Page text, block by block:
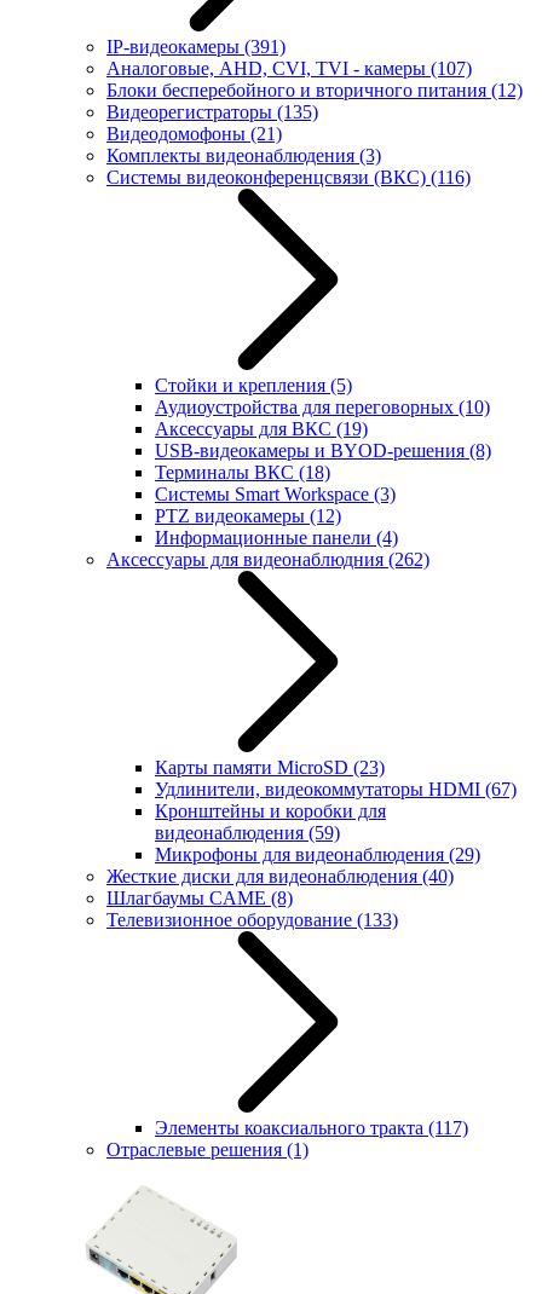
IP-видеокамеры (391)
Аналоговые, AHD, CVI, TVI - камеры (107)
Блоки бесперебойного и вторичного питания (12)
Видеорегистраторы (135)
Видеодомофоны (21)
Комплекты видеонаблюдения (3)
Системы видеоконференцсвязи (ВКС) (116)
Стойки и крепления (5)
Аудиоустройства для переговорных (10)
Аксессуары для ВКС (19)
USB-видеокамеры и BYOD-решения (8)
Терминалы ВКС (18)
Системы Smart Workspace (3)
PTZ видеокамеры (12)
Информационные панели (4)
Аксессуары для видеонаблюдния (262)
Карты памяти MicroSD (23)
Удлинители, видеокоммутаторы HDMI (67)
Кронштейны и коробки для
видеонаблюдения (59)
Микрофоны для видеонаблюдения (29)
Жесткие диски для видеонаблюдения (40)
Шлагбаумы CAME (8)
Телевизионное оборудование (133)
Элементы коаксиального тракта (117)
Отраслевые решения (1)